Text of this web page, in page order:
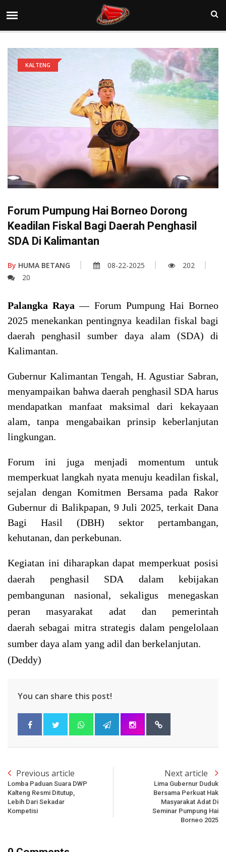
KALTENG
Forum Pumpung Hai Borneo Dorong
Keadilan Fiskal Bagi Daerah Penghasil
SDA Di Kalimantan
By HUMA BETANG 08-22-2025
202
20
Palangka Raya — Forum Pumpung Hai Borneo
2025 menekankan pentingnya keadilan fiskal bagi
daerah penghasil sumber daya alam (SDA) di
Kalimantan.
Gubernur Kalimantan Tengah, H. Agustiar Sabran,
menyampaikan bahwa daerah penghasil SDA harus
mendapatkan manfaat maksimal dari kekayaan
alam, tanpa mengabaikan prinsip keberlanjutan
lingkungan.
Forum ini juga menjadi momentum untuk
memperkuat langkah nyata menuju keadilan fiskal,
sejalan dengan Komitmen Bersama pada Rakor
Gubernur di Balikpapan, 9 Juli 2025, terkait Dana
Bagi Hasil (DBH) sektor pertambangan,
kehutanan, dan perkebunan.
Kegiatan ini diharapkan dapat memperkuat posisi
daerah penghasil SDA dalam kebijakan
pembangunan nasional, sekaligus menegaskan
peran masyarakat adat dan pemerintah
daerah sebagai mitra strategis dalam pengelolaan
sumber daya alam yang adil dan berkelanjutan.
(Deddy)
You can share this post!
Previous article
Lomba Paduan Suara DWP
Kalteng Resmi Ditutup,
Lebih Dari Sekadar
Kompetisi
Next article
Lima Gubernur Duduk
Bersama Perkuat Hak
Masyarakat Adat Di
Seminar Pumpung Hai
Borneo 2025